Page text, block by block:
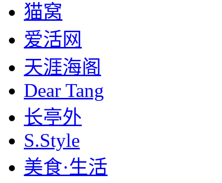
猫窝
爱活网
天涯海阁
Dear Tang
长亭外
S.Style
美食·生活